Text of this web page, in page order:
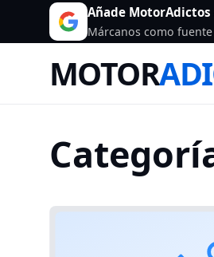
Añade
Márcanos como
MOTOR